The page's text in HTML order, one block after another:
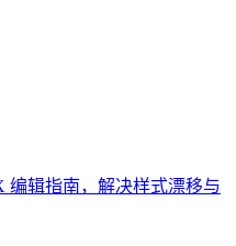
编辑指南，解决样式漂移与